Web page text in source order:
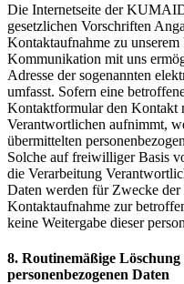
Die Internetseite der
gesetzlichen Vorschriften
Kontaktaufnahme zu
Kommunikation mit uns
Adresse der sogenannten
umfasst. Sofern eine
Kontaktformular den Kontakt
Verantwortlichen aufnimmt,
übermittelten
Solche auf freiwilliger Basis
die Verarbeitung
Daten werden für Zwecke
Kontaktaufnahme zur
keine Weitergabe dieser
8. Routinemäßige
personenbezogenen Daten